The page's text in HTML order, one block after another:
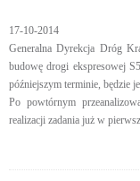
17-10-2014
Generalna Dyrekcja Dróg
budowę drogi ekspresowej
późniejszym terminie, będzie
Po powtórnym
realizacji zadania już w